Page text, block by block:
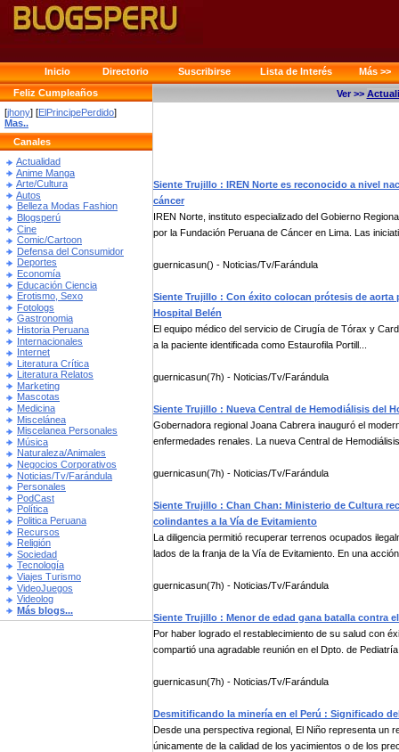
Inicio Directorio Suscribirse Lista de Interés
Más >>
Feliz Cumpleaños
[jhony] [ElPrincipePerdido]
Mas..
Canales
Actualidad
Anime Manga
Arte/Cultura
Autos
Belleza Modas Fashion
Blogsperú
Cine
Comic/Cartoon
Defensa del Consumidor
Deportes
Economía
Educación Ciencia
Erotismo, Sexo
Fotologs
Gastronomia
Historia Peruana
Internacionales
Internet
Literatura Crítica
Literatura Relatos
Marketing
Mascotas
Medicina
Miscelánea
Miscelanea Personales
Música
Naturaleza/Animales
Negocios Corporativos
Noticias/Tv/Farándula
Personales
PodCast
Política
Politica Peruana
Recursos
Religión
Sociedad
Tecnología
Viajes Turismo
VideoJuegos
Videolog
Más blogs...
Ver >>
Siente Trujillo : IREN Norte es reconocido a nivel
cáncer
IREN Norte, instituto especializado del Gobierno
por la Fundación Peruana de Cáncer en Lima. Las
guernicasun() - Noticias/Tv/Farándula
Siente Trujillo : Con éxito colocan prótesis de
Hospital Belén
El equipo médico del servicio de Cirugía de Tórax y
a la paciente identificada como Estaurofila Portill...
guernicasun(7h) - Noticias/Tv/Farándula
Siente Trujillo : Nueva Central de Hemodiálisis del
Gobernadora regional Joana Cabrera inauguró el
enfermedades renales. La nueva Central de
guernicasun(7h) - Noticias/Tv/Farándula
Siente Trujillo : Chan Chan: Ministerio de Cultura
colindantes a la Vía de Evitamiento
La diligencia permitió recuperar terrenos ocupados
lados de la franja de la Vía de Evitamiento. En una
guernicasun(7h) - Noticias/Tv/Farándula
Siente Trujillo : Menor de edad gana batalla contra
Por haber logrado el restablecimiento de su salud con
compartió una agradable reunión en el Dpto. de
guernicasun(7h) - Noticias/Tv/Farándula
Desmitificando la minería en el Perú : Significado
Desde una perspectiva regional, El Niño representa un
únicamente de la calidad de los yacimientos o de los